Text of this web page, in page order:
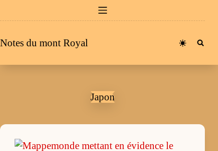
au
Notes du mont Royal
Japon